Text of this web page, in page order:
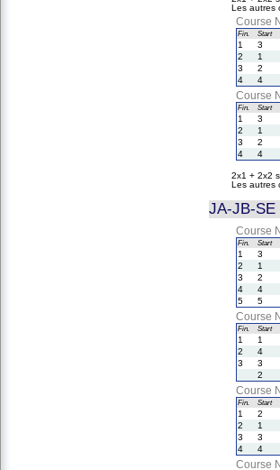
Les autres
Course
Fin. Start
1 3
2
1
3
2
4
4
Course
Fin. Start
1 3
2
1
3
2
4
4
2x1 + 2x2
Les autres
JA-JB-SE
Course
Fin. Start
1 3
2
1
3
2
4
4
5
5
Course
Fin. Start
1 1
2
4
3
3
2
Course
Fin. Start
1 2
2
1
3
3
4
4
Course